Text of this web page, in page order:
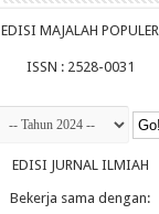
EDISI MAJALAH POPULER
ISSN : 2528-0031
EDISI JURNAL ILMIAH
Bekerja sama dengan: